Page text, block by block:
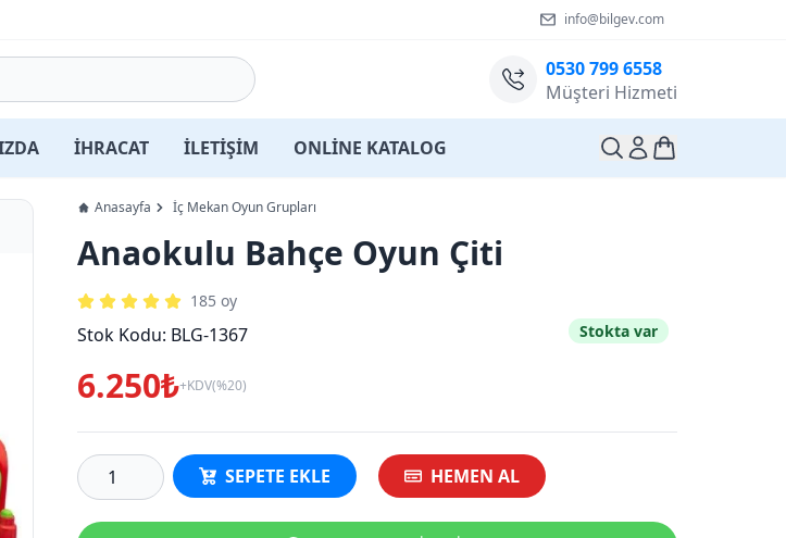
info@bilgev.com
0530 799 6558
Müşteri Hizmeti
İHRACAT İLETİŞİM ONLİNE KATALOG
Anasayfa İç Mekan Oyun Grupları
Anaokulu Bahçe Oyun Çiti
185 oy
Stok Kodu: BLG-1367 Stokta var
6.250₺+KDV(%20)
SEPETE EKLE HEMEN AL